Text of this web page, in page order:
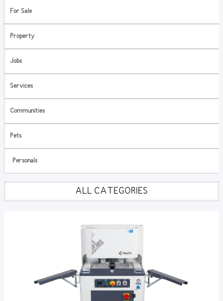
For Sale
Property
Jobs
Services
Communities
Pets
Personals
ALL CATEGORIES